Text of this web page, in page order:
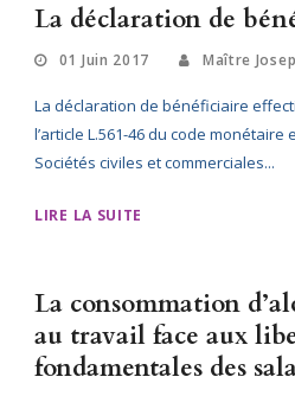
La déclaration de
01 Juin 2017 Maître
La déclaration de bénéficiaire
l’article L.561-46 du code
Sociétés civiles et commerciales...
LIRE LA SUITE
La consommation
au travail face aux
fondamentales des